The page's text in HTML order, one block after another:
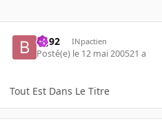
bg92 INpactien
Posté(e) le 12 mai 200521 a
Tout Est Dans Le Titre